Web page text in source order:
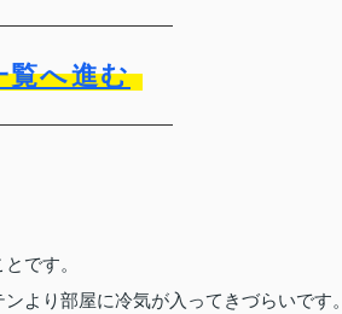
覧へ進む
です。
より部屋に冷気が入ってきづらいです。